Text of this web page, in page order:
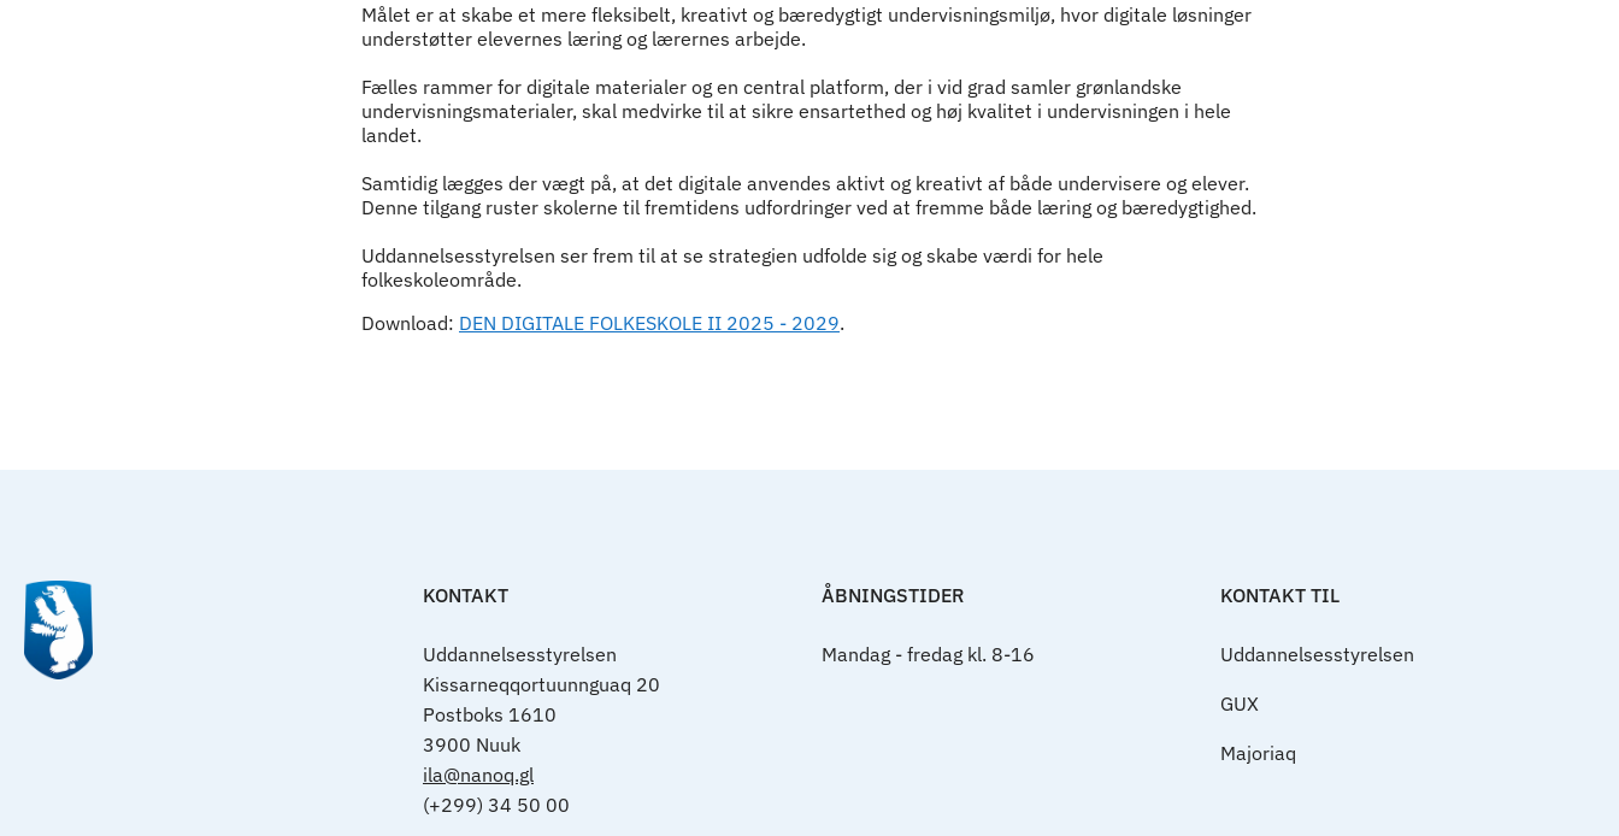
Målet er at skabe et mere fleksibelt, kreativt og bæredygtigt undervisningsmiljø, hvor digitale løsninger
understøtter elevernes læring og lærernes arbejde.
Fælles rammer for digitale materialer og en central platform, der i vid grad samler grønlandske
undervisningsmaterialer, skal medvirke til at sikre ensartethed og høj kvalitet i undervisningen i hele
landet.
Samtidig lægges der vægt på, at det digitale anvendes aktivt og kreativt af både undervisere og elever.
Denne tilgang ruster skolerne til fremtidens udfordringer ved at fremme både læring og bæredygtighed.
Uddannelsesstyrelsen ser frem til at se strategien udfolde sig og skabe værdi for hele
folkeskoleområde.
Download: DEN DIGITALE FOLKESKOLE II 2025 - 2029.
KONTAKT
Uddannelsesstyrelsen
Kissarneqqortuunnguaq 20
Postboks 1610
3900 Nuuk
ila@nanoq.gl
(+299) 34 50 00
ÅBNINGSTIDER
Mandag - fredag kl. 8-16
KONTAKT TIL
Uddannelsesstyrelsen
GUX
Majoriaq